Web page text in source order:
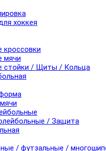
хоккея
кроссовки
мячи
стойки / Щиты / Кольца
/ Защита
/ футзальные /